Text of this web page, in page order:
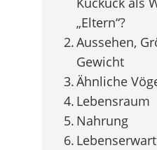
„Eltern“?
Aussehen,
Gewicht
Ähnliche
Lebensraum
Nahrung